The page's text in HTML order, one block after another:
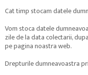
Cat timp stocam datele
Vom stoca datele
zile de la data colectarii,
pe pagina noastra web.
Drepturile dumneavoastra